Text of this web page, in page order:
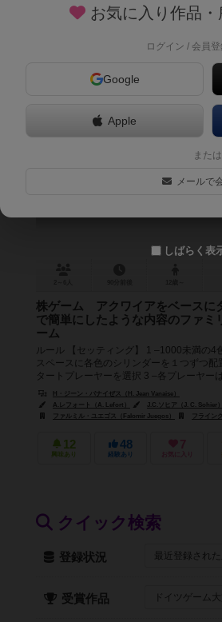
株ゲーム アクワイアをベースに
で簡単にしたような内容のファミ
ーム
ルール 【セッティング】 1 –1000未満の4
スペースに各色のシリンダーを１つずつ配
タートプレーヤーを選択 3 –各プレーヤー
ートプレー...
H・ジーン・バナイぜス（H. Jean Vanaise）
A.レフォート（A. Lefort）
J.C.ソヒア（J. C. Sohier）
ファルミル・ユエゴス（Falomir Juegos）
フライング・タートル・ゲ
12
興味あり
48
経験あり
7
お気に入り
クイック検索
登録状況 最近登録された
受賞作品 ドイツゲーム大
お気に入り作品
ログイン / 会員登
Google
Apple
または
メールで
しばらく表